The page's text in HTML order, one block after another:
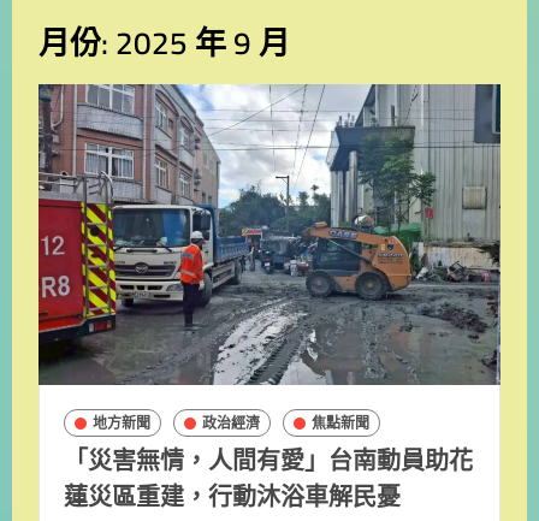
名
單
月份:2025 年 9 月
地方新聞 政治經濟 焦點新聞
「災害無情，人間有愛」台南動員助花
蓮災區重建，行動沐浴車解民憂